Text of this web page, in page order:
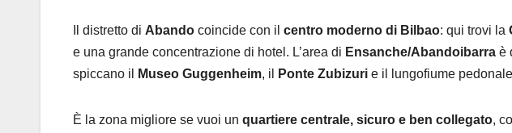
Il distretto di Abando coincide con il centro moderno di Bilbao: qui trovi la
e una grande concentrazione di hotel. L’area di Ensanche/Abandoibarra è
spiccano il
Museo Guggenheim, il Ponte Zubizuri e il lungofiume
È la zona migliore se vuoi un quartiere centrale, sicuro e ben collegato,